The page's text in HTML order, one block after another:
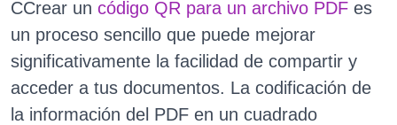
CCrear un código QR para un archivo PDF es
un proceso sencillo que puede mejorar
significativamente la facilidad de compartir y
acceder a tus documentos. La codificación de
la información del PDF en un cuadrado